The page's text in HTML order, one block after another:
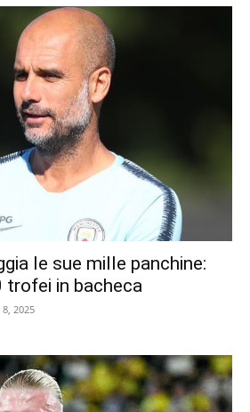
le sue mille panchine:
in bacheca
2025